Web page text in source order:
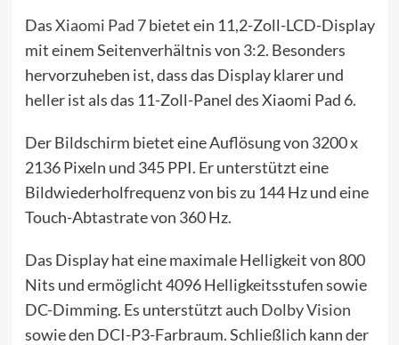
DasXiaomi Pad 7bietet ein 11,2-Zoll-LCD-Display
mit einem Seitenverhältnis von 3:2. Besonders
hervorzuheben ist, dass das Display klarer und
heller ist als das 11-Zoll-Panel des Xiaomi Pad 6.
Der Bildschirm bietet eine Auflösung von 3200 x
2136 Pixeln und 345 PPI. Er unterstützt eine
Bildwiederholfrequenz von bis zu 144 Hz und eine
Touch-Abtastrate von 360 Hz.
Das Display hat eine maximale Helligkeit von 800
Nits und ermöglicht 4096 Helligkeitsstufen sowie
DC-Dimming. Es unterstützt auch Dolby Vision
sowie den DCI-P3-Farbraum. Schließlich kann der